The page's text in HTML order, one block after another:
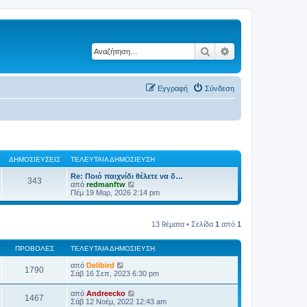
Αναζήτηση
Σύνδεση
Εγγραφή
ΔΗΜΟΣΙΕΎΣΕΙΣ ΤΕΛΕΥΤΑΊΑ ΔΗΜΟΣΊΕΥΣΗ
343
Re: Ποιό παιχνίδι θέλετε να δ…
από redmanftw
ρ
ο
τ
η
ς
ε
λ
υ
Πέμ 19 Μαρ, 2026 2:14 pm
13 θέματα • Σελίδα 1 από 1
ΠΡΟΒΟΛΈΣ ΤΕΛΕΥΤΑΊΑ ΔΗΜΟΣΊΕΥΣΗ
1790 από Delibird
Σάβ 16 Σεπ, 2023 6:30 pm
1467 από Andreecko
Σάβ 12 Νοέμ, 2022 12:43 am